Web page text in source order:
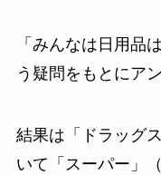
「みんなは日用品
う疑問をもとにア
結果は「ドラッグ
いて「スーパー」